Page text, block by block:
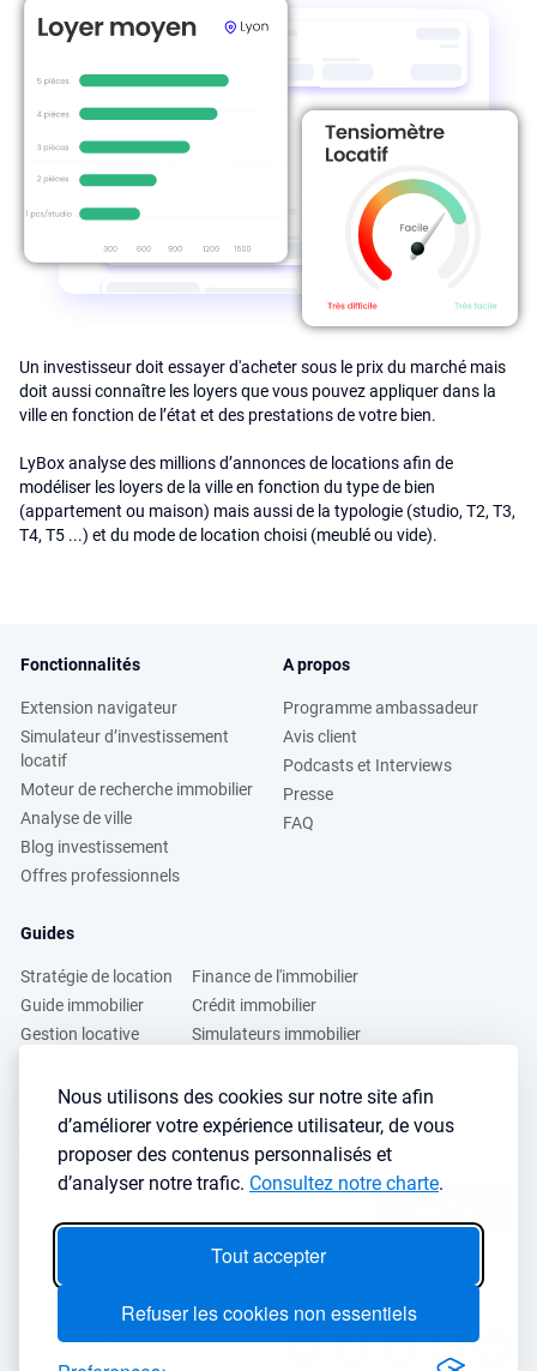
Nous utilisons des cookies sur notre site afin
d’améliorer votre expérience utilisateur, de vous
proposer des contenus personnalisés et
d’analyser notre trafic. Consultez notre charte.
Tout accepter
Refuser les cookies non essentiels
Un investisseur doit essayer d'acheter sous le prix du marché mais
doit aussi connaître les loyers que vous pouvez appliquer dans la
ville en fonction de l’état et des prestations de votre bien.
LyBox analyse des millions d’annonces de locations afin de
modéliser les loyers de la ville en fonction du type de bien
(appartement ou maison) mais aussi de la typologie (studio, T2, T3,
T4, T5 ...) et du mode de location choisi (meublé ou vide).
Fonctionnalités
Extension navigateur
Simulateur d’investissement
locatif
Moteur de recherche immobilier
Analyse de ville
Blog investissement
Offres professionnels
A propos
Programme ambassadeur
Avis client
Podcasts et Interviews
Presse
FAQ
Guides
Stratégie de location
Guide immobilier
Gestion locative
Finance de l'immobilier
Crédit immobilier
Simulateurs immobilier
Vous voulez apprendre à investir dans l’immobilier ?
Inscrivez vous à notre newsletter gratuite :